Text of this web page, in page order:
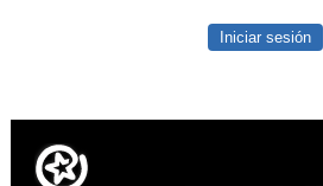
Iniciar sesión